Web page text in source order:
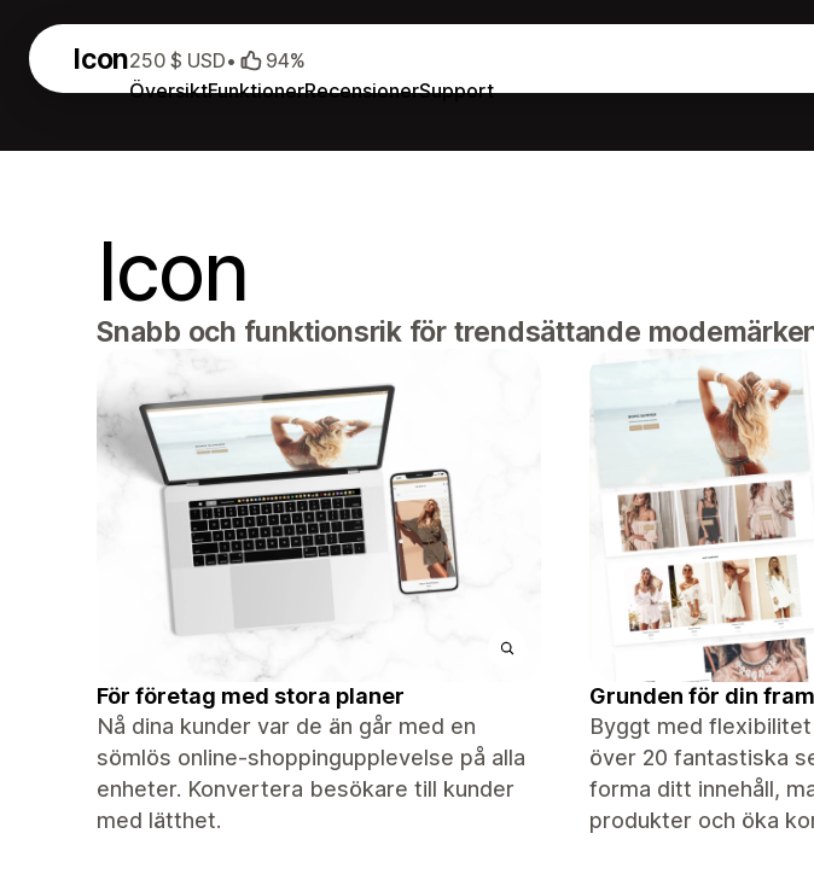
Icon
ÖversiktFunktionerRecensionerSupport
250 $ USD• 94%
Icon
Snabb och funktionsrik för trendsättande
För företag med stora planer
Nå dina kunder var de än går med en
sömlös online-shoppingupplevelse på alla
enheter. Konvertera besökare till kunder
med lätthet.
Grunden för din
Byggt med
över 20 fantastiska
forma ditt innehåll,
produkter och öka